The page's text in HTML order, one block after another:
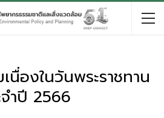
นื่องในวันพระราชทาน
ำปี 2566